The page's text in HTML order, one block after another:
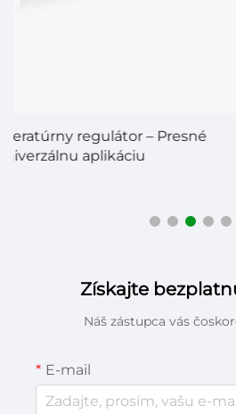
DHK-180D Digitálny
Presné riadenie pre
Získajte
Náš zástupca vás
E-mail